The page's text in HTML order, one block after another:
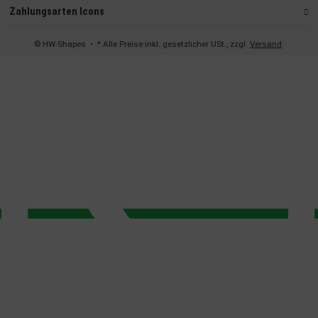
Zahlungsarten Icons
© HW-Shapes • * Alle Preise inkl. gesetzlicher USt., zzgl. Versand.